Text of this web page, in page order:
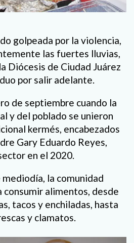
golpeada por la violencia,
las fuertes lluvias,
Diócesis de Ciudad Juárez
por salir adelante.
de septiembre cuando la
y del poblado se unieron
kermés, encabezados
Gary Eduardo Reyes,
en el 2020.
la comunidad
consumir alimentos, desde
tacos y enchiladas, hasta
y clamatos.